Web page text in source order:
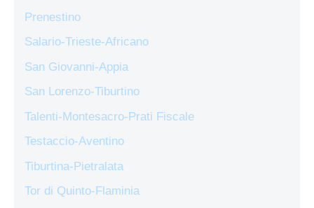
Prenestino
Salario-Trieste-Africano
San Giovanni-Appia
San Lorenzo-Tiburtino
Talenti-Montesacro-Prati Fiscale
Testaccio-Aventino
Tiburtina-Pietralata
Tor di Quinto-Flaminia